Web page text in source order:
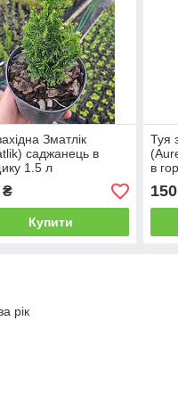
Зматлік
саджанець в
1.5 л
Купити
Туя
в
150
рік